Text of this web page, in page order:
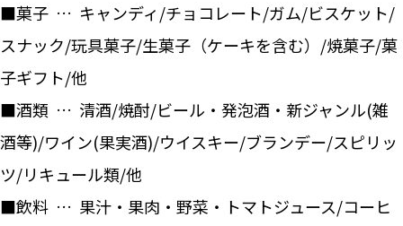
■菓子 … キャンディ/チョコレート/ガム/ビスケット/
スナック/玩具菓子/生菓子（ケーキを含む）/焼菓子/菓
子ギフト/他
■酒類 … 清酒/焼酎/ビール・発泡酒・新ジャンル(雑
酒等)/ワイン(果実酒)/ウイスキー/ブランデー/スピリッ
ツ/リキュール類/他
■飲料 … 果汁・果肉・野菜・トマトジュース/コーヒ